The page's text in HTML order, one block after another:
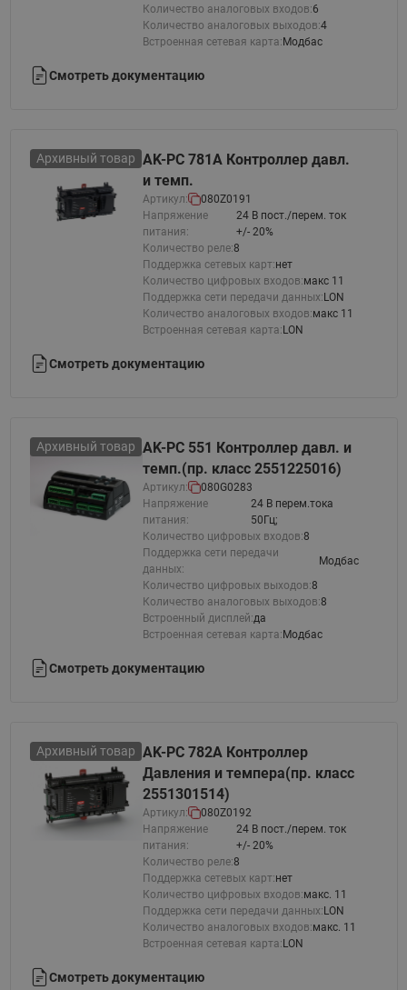
Количество аналоговых входов:6
Количество аналоговых выходов:4
Встроенная сетевая карта:Модбас
Смотреть документацию
Архивный товар AK-PC 781A Контроллер давл.
и темп.
Артикул:
080Z0191
Напряжение
питания:
24 В пост./перем. ток
+/- 20%
Количество реле:8
Поддержка сетевых карт:нет
Количество цифровых входов:макс 11
Поддержка сети передачи данных:LON
Количество аналоговых входов:макс 11
Встроенная сетевая карта:LON
Смотреть документацию
Архивный товар AK-PC 551 Контроллер давл. и
темп.(пр. класс 2551225016)
Артикул:
080G0283
Напряжение
питания:
24 В перем.тока
50Гц;
Количество цифровых входов:8
Поддержка сети передачи
данных:
Модбас
Количество цифровых выходов:8
Количество аналоговых выходов:8
Встроенный дисплей:да
Встроенная сетевая карта:Модбас
Смотреть документацию
Архивный товар AK-PC 782А Контроллер
Давления и темпера(пр. класс
2551301514)
Артикул:
080Z0192
Напряжение
питания:
24 В пост./перем. ток
+/- 20%
Количество реле:8
Поддержка сетевых карт:нет
Количество цифровых входов:макс. 11
Поддержка сети передачи данных:LON
Количество аналоговых входов:макс. 11
Встроенная сетевая карта:LON
Смотреть документацию